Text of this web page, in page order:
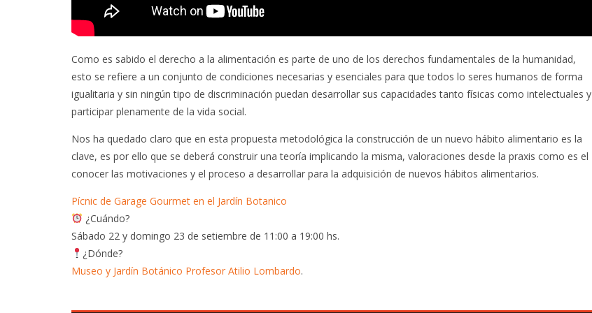
Como es sabido el derecho a la alimentación es parte de uno de los derechos fundamentales de la humanidad,
esto se refiere a un conjunto de condiciones necesarias y esenciales para que todos lo seres humanos de forma
igualitaria y sin ningún tipo de discriminación puedan desarrollar sus capacidades tanto físicas como intelectuales y
participar plenamente de la vida social.
Nos ha quedado claro que en esta propuesta metodológica la construcción de un nuevo hábito alimentario es la
clave, es por ello que se deberá construir una teoría implicando la misma, valoraciones desde la praxis como es el
conocer las motivaciones y el proceso a desarrollar para la adquisición de nuevos hábitos alimentarios.
Pícnic de Garage Gourmet en el Jardín Botanico
¿Cuándo?
Sábado 22 y domingo 23 de setiembre de 11:00 a 19:00 hs.
¿Dónde?
Museo y Jardín Botánico Profesor Atilio Lombardo.